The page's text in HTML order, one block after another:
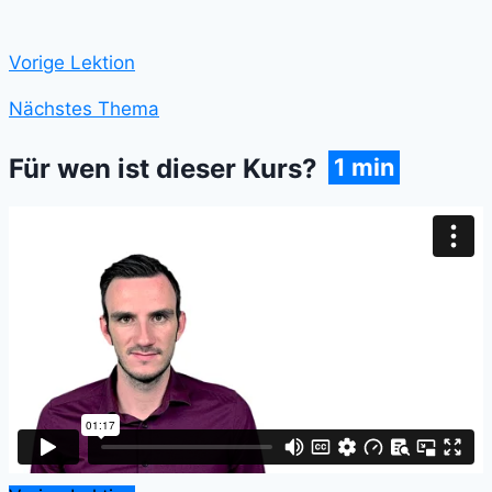
Vorige Lektion
Nächstes Thema
Für wen ist dieser Kurs? 1 min